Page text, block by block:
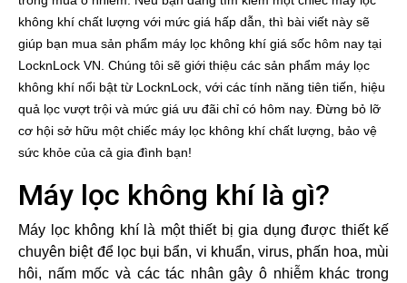
không khí chất lượng với mức giá hấp dẫn, thì bài viết này sẽ
giúp bạn mua sản phẩm máy lọc không khí giá sốc hôm nay tại
LocknLock VN. Chúng tôi sẽ giới thiệu các sản phẩm máy lọc
không khí nổi bật từ LocknLock, với các tính năng tiên tiến, hiệu
quả lọc vượt trội và mức giá ưu đãi chỉ có hôm nay. Đừng bỏ lỡ
cơ hội sở hữu một chiếc máy lọc không khí chất lượng, bảo vệ
sức khỏe của cả gia đình bạn!
Máy lọc không khí là gì?
Máy lọc không khí là một thiết bị gia dụng được thiết kế
chuyên biệt để lọc bụi bẩn, vi khuẩn, virus, phấn hoa, mùi
hôi, nấm mốc và các tác nhân gây ô nhiễm khác trong